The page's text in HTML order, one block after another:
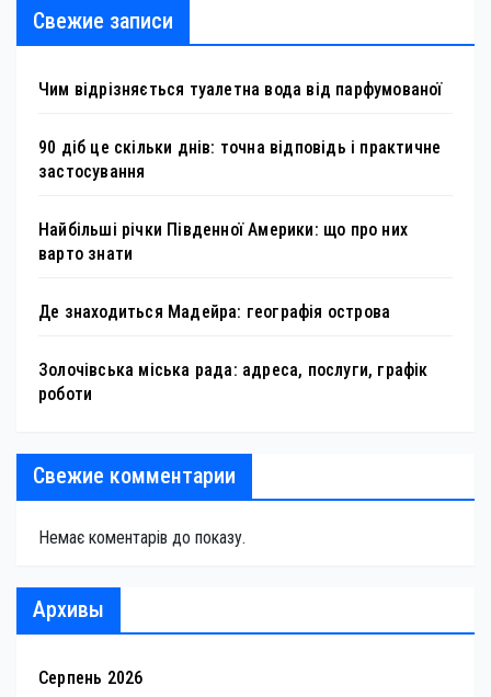
Свежие записи
Чим відрізняється туалетна вода від парфумованої
90 діб це скільки днів: точна відповідь і практичне
застосування
Найбільші річки Південної Америки: що про них
варто знати
Де знаходиться Мадейра: географія острова
Золочівська міська рада: адреса, послуги, графік
роботи
Свежие комментарии
Немає коментарів до показу.
Архивы
Серпень 2026